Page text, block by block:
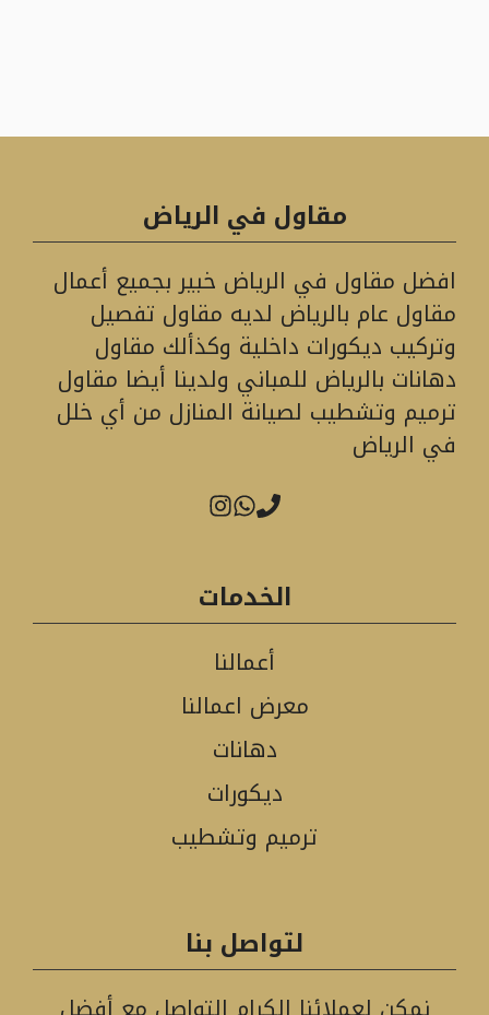
مقاول في الرياض
افضل مقاول في الرياض خبير بجميع أعمال
مقاول عام بالرياض لديه مقاول تفصيل
وتركيب ديكورات داخلية وكذألك مقاول
دهانات بالرياض للمباني ولدينا أيضا مقاول
ترميم وتشطيب لصيانة المنازل من أي خلل
في الرياض
الخدمات
أعمالنا
معرض اعمالنا
دهانات
ديكورات
ترميم وتشطيب
لتواصل بنا